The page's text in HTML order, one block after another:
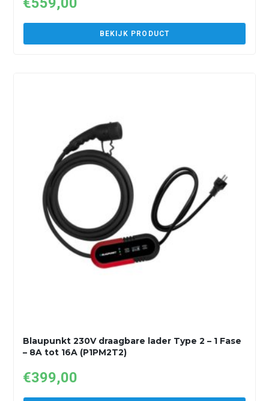
BEKIJK PRODUCT
Blaupunkt 230V draagbare lader Type 2 – 1 Fase
– 8A tot 16A (P1PM2T2)
€399,00